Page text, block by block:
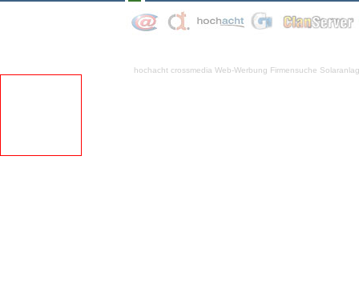
hochacht crossmedia Web-Werbung Firmensuche